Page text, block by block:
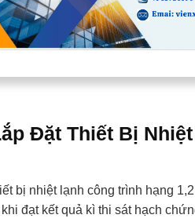
Đặt Thiết Bị
bị nhiệt lạnh công trình hạng
đạt kết quả kì thi sát hạch